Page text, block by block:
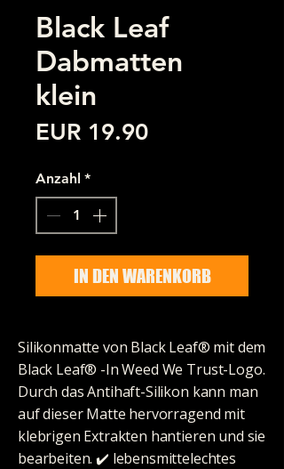
Black Leaf
Dabmatten
klein
EUR 19.90Preis
Anzahl *
IN DEN WARENKORB
Silikonmatte von Black Leaf® mit dem
Black Leaf® -In Weed We Trust-Logo.
Durch das Antihaft-Silikon kann man
auf dieser Matte hervorragend mit
klebrigen Extrakten hantieren und sie
bearbeiten. ✔️ lebensmittelechtes